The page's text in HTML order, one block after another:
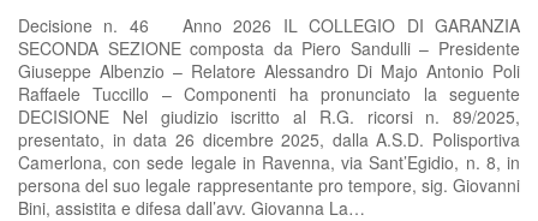
Decisione n. 46 Anno 2026 IL COLLEGIO DI GARANZIA
SECONDA SEZIONE composta da Piero Sandulli – Presidente
Giuseppe Albenzio – Relatore Alessandro Di Majo Antonio Poli
Raffaele Tuccillo – Componenti ha pronunciato la seguente
DECISIONE Nel giudizio iscritto al R.G. ricorsi n. 89/2025,
presentato, in data 26 dicembre 2025, dalla A.S.D. Polisportiva
Camerlona, con sede legale in Ravenna, via Sant’Egidio, n. 8, in
persona del suo legale rappresentante pro tempore, sig. Giovanni
Bini, assistita e difesa dall’avv. Giovanna La…